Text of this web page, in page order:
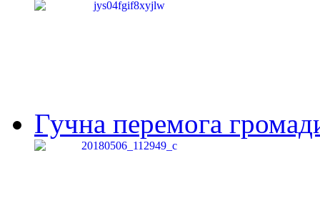
Гучна перемога